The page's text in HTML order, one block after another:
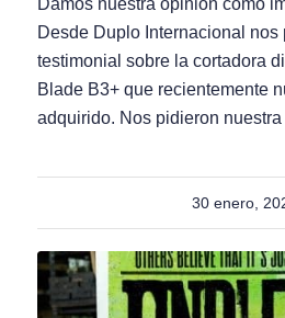
Desde Duplo Internacional nos
testimonial sobre la cortadora
Blade B3+ que recientemente
adquirido. Nos pidieron
30 enero,